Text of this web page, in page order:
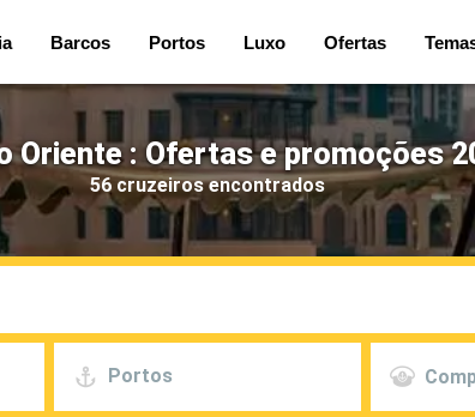
Barcos Portos Luxo Ofertas
Oriente : Ofertas e promoções
56 cruzeiros encontrados
Portos